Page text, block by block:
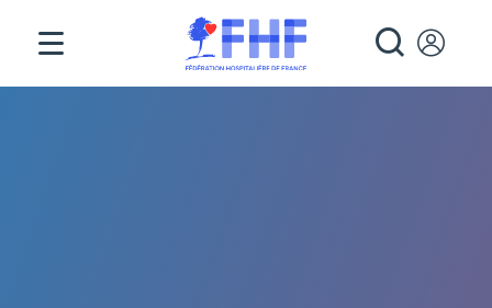
Panneau de gestion des cookies